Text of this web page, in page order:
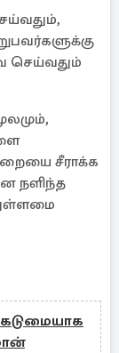
செய்வதும்
சீராக்க
நளிந்த
கடுமையாக